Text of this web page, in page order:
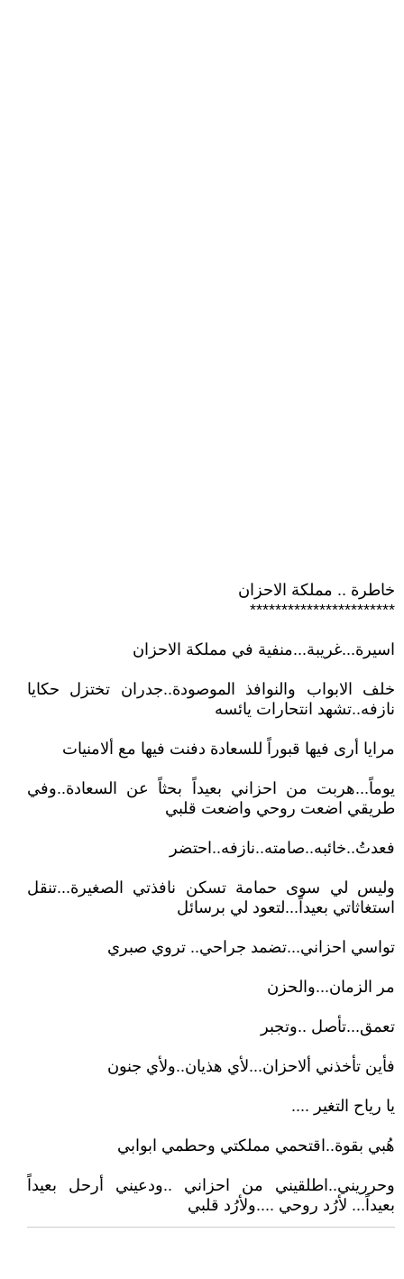
خاطرة .. مملكة الاحزان
***********************
اسيرة...غريبة...منفية في مملكة الاحزان
خلف الابواب والنوافذ الموصودة..جدران تختزل حكايا
نازفه..تشهد انتحارات يائسه
مرايا أرى فيها قبوراً للسعادة دفنت فيها مع ألامنيات
يوماً...هربت من احزاني بعيداً بحثاً عن السعادة..وفي
طريقي اضعت روحي واضعت قلبي
فعدتُ..خائبه..صامته..نازفه..احتضر
وليس لي سوى حمامة تسكن نافذتي الصغيرة...تنقل
استغاثاتي بعيداً...لتعود لي برسائل
تواسي احزاني...تضمد جراحي.. تروي صبري
مر الزمان...والحزن
تعمق...تأصل ..وتجبر
فأين تأخذني ألاحزان...لأي هذيان..ولأي جنون
يا رياح التغير ....
هُبي بقوة..اقتحمي مملكتي وحطمي ابوابي
وحرريني..اطلقيني من احزاني ..ودعيني أرحل بعيداً
بعيداً... لأرُد روحي ....ولأرُد قلبي